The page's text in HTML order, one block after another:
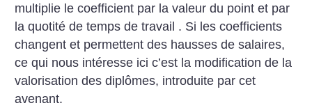
multiplie le coefficient par la valeur du point et par
la quotité de temps de travail . Si les coefficients
changent et permettent des hausses de salaires,
ce qui nous intéresse ici c’est la modification de la
valorisation des diplômes, introduite par cet
avenant.